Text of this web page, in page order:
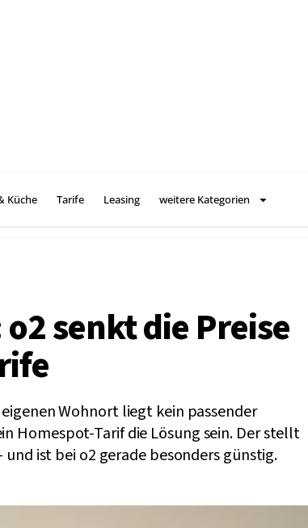
Küche Tarife Leasing weitere Kategorien
senkt die Preise
Wohnort liegt kein passender
Homespot-Tarif die Lösung sein. Der stellt
ist bei o2 gerade besonders günstig.